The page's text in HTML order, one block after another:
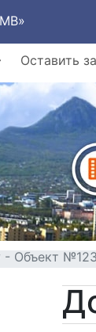
Оставить
Объект